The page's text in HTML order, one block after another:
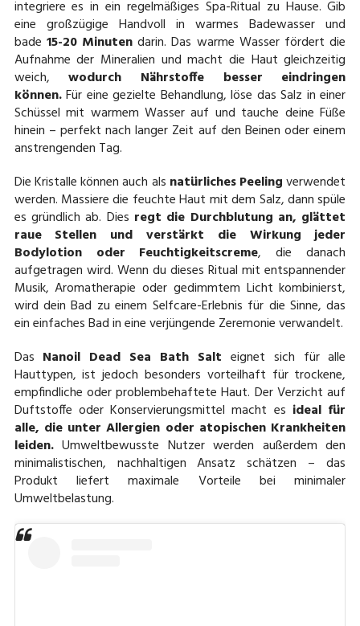
integriere es in ein regelmäßiges Spa-Ritual zu Hause. Gib
eine großzügige Handvoll in warmes Badewasser und
bade 15-20 Minuten darin. Das warme Wasser fördert die
Aufnahme der Mineralien und macht die Haut gleichzeitig
weich,wodurch Nährstoffe besser eindringen
können.Für eine gezielte Behandlung, löse das Salz in einer
Schüssel mit warmem Wasser auf und tauche deine Füße
hinein – perfekt nach langer Zeit auf den Beinen oder einem
anstrengenden Tag.
Die Kristalle können auch als natürliches Peelingverwendet
werden. Massiere die feuchte Haut mit dem Salz, dann spüle
es gründlich ab. Dies regt die Durchblutung an, glättet
raue Stellen und verstärkt die Wirkung jeder
Bodylotion oder Feuchtigkeitscreme, die danach
aufgetragen wird. Wenn du dieses Ritual mit entspannender
Musik, Aromatherapie oder gedimmtem Licht kombinierst,
wird dein Bad zu einem Selfcare-Erlebnis für die Sinne, das
ein einfaches Bad in eine verjüngende Zeremonie verwandelt.
Das Nanoil Dead Sea Bath Salt eignet sich für alle
Hauttypen, ist jedoch besonders vorteilhaft für trockene,
empfindliche oder problembehaftete Haut. Der Verzicht auf
Duftstoffe oder Konservierungsmittel macht es ideal für
alle, die unter Allergien oder atopischen Krankheiten
leiden.Umweltbewusste Nutzer werden außerdem den
minimalistischen, nachhaltigen Ansatz schätzen – das
Produkt liefert maximale Vorteile bei minimaler
Umweltbelastung.